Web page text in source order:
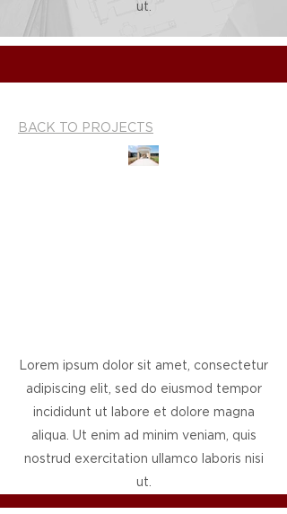
ut.
BACK TO PROJECTS
Lorem ipsum dolor sit amet, consectetur
adipiscing elit, sed do eiusmod tempor
incididunt ut labore et dolore magna
aliqua. Ut enim ad minim veniam, quis
nostrud exercitation ullamco laboris nisi
ut.